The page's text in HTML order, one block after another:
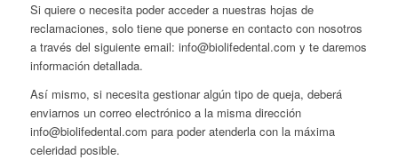
Si quiere o necesita poder acceder a nuestras hojas de
reclamaciones, solo tiene que ponerse en contacto con nosotros
a través del siguiente email: info@biolifedental.com y te daremos
información detallada.
Así mismo, si necesita gestionar algún tipo de queja, deberá
enviarnos un correo electrónico a la misma dirección
info@biolifedental.com para poder atenderla con la máxima
celeridad posible.